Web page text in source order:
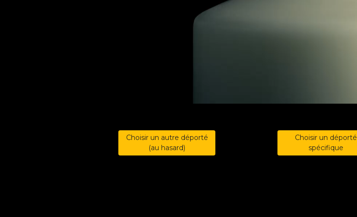
Choisir un autre déporté
(au hasard)
Choisir un déporté
spécifique